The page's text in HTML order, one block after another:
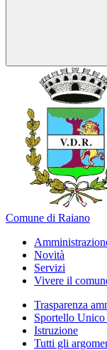
Comune di Raiano
Novità
Servizi
Vivere il
Trasparenza
Sportello
Istruzione
Tutti gli